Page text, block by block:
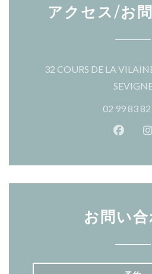
アクセス/お
32 COURS DE LA
02 99 83
お問い